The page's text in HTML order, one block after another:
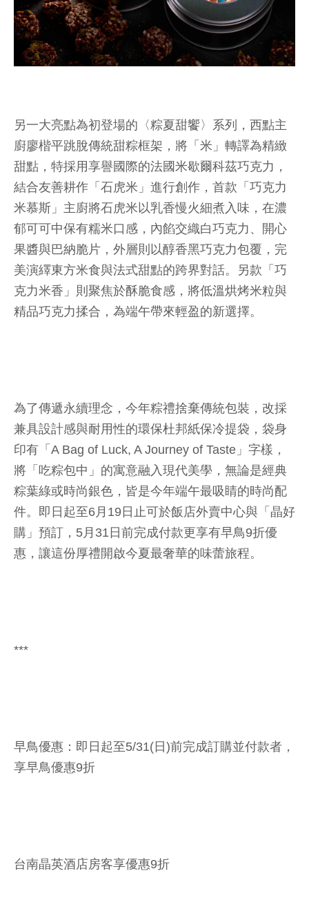
另一大亮點為初登場的〈粽夏甜饗〉系列，西點主
廚廖楷平跳脫傳統甜粽框架，將「米」轉譯為精緻
甜點，特採用享譽國際的法國米歇爾科茲巧克力，
結合友善耕作「石虎米」進行創作，首款「巧克力
米慕斯」主廚將石虎米以乳香慢火細煮入味，在濃
郁可可中保有糯米口感，內餡交織白巧克力、開心
果醬與巴納脆片，外層則以醇香黑巧克力包覆，完
美演繹東方米食與法式甜點的跨界對話。另款「巧
克力米香」則聚焦於酥脆食感，將低溫烘烤米粒與
精品巧克力揉合，為端午帶來輕盈的新選擇。
為了傳遞永續理念，今年粽禮捨棄傳統包裝，改採
兼具設計感與耐用性的環保杜邦紙保冷提袋，袋身
印有「A Bag of Luck, A Journey of Taste」字樣，
將「吃粽包中」的寓意融入現代美學，無論是經典
粽葉綠或時尚銀色，皆是今年端午最吸睛的時尚配
件。即日起至6月19日止可於飯店外賣中心與「晶好
購」預訂，5月31日前完成付款更享有早鳥9折優
惠，讓這份厚禮開啟今夏最奢華的味蕾旅程。
***
早鳥優惠：即日起至5/31(日)前完成訂購並付款者，
享早鳥優惠9折
台南晶英酒店房客享優惠9折